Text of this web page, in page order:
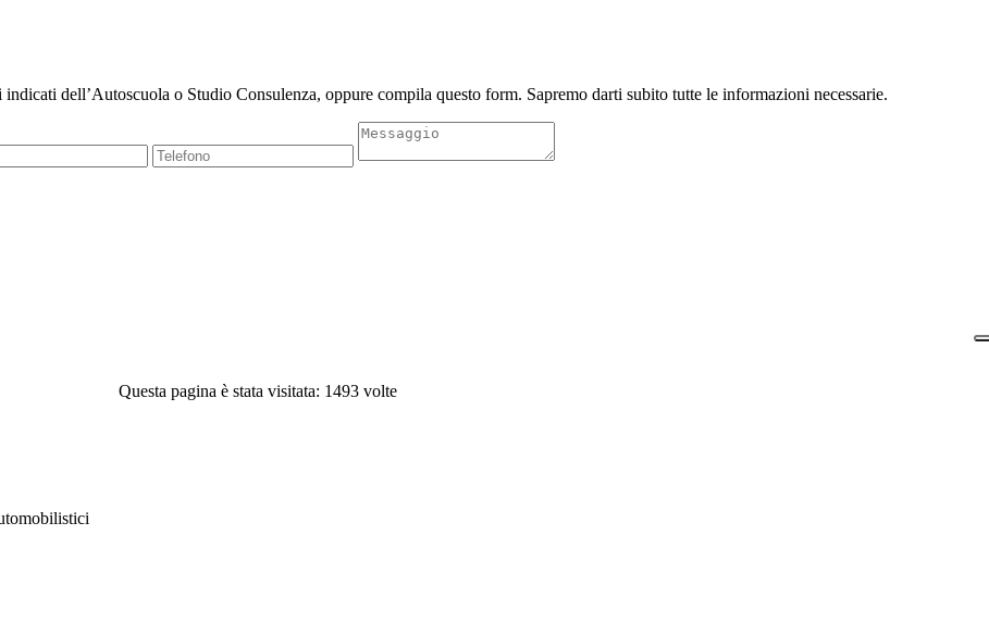
dell’Autoscuola o Studio Consulenza, oppure compila questo form. Sapremo darti subito tutte le informazioni necessarie.
Questa pagina è stata visitata: 1493 volte